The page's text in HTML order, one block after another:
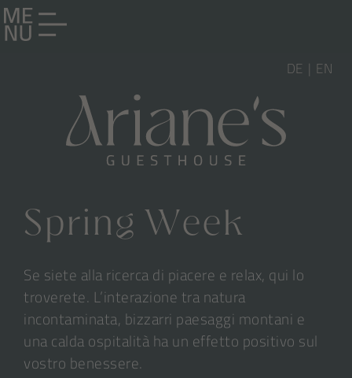
DE EN
Spring Week
Se siete alla ricerca di piacere e relax, qui lo
troverete. L’interazione tra natura
incontaminata, bizzarri paesaggi montani e
una calda ospitalità ha un effetto positivo sul
vostro benessere.